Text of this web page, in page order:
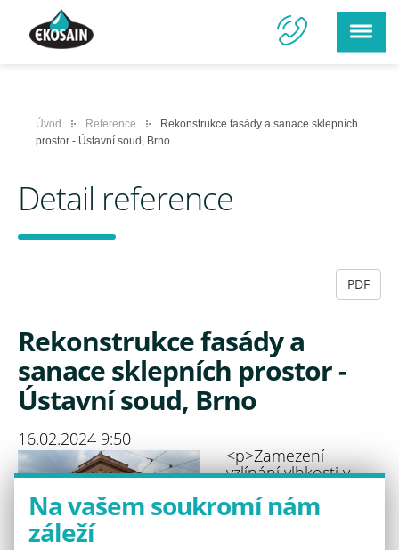
Na vašem soukromí nám
záleží
Úvod Reference
Rekonstrukce fasády a sanace sklepních
prostor - Ústavní soud, Brno
Detail reference
PDF
Rekonstrukce fasády a
sanace sklepních prostor -
Ústavní soud, Brno
16.02.2024 9:50
<p>Zamezení
vzlínání vlhkosti v
</p>